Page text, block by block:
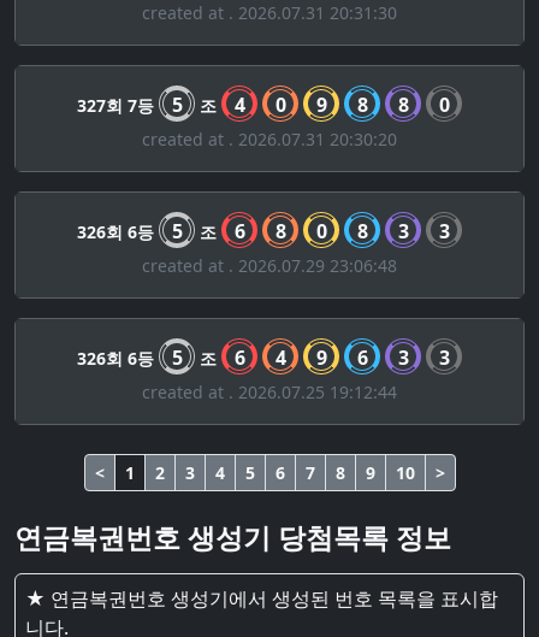
created at . 2026.07.31 20:31:30
327회 7등 5 조 4 0 9 8 8 0
created at . 2026.07.31 20:30:20
326회 6등 5 조 6 8 0 8 3 3
created at . 2026.07.29 23:06:48
326회 6등 5 조 6 4 9 6 3 3
created at . 2026.07.25 19:12:44
< 1 2 3 4 5 6 7 8 9 10 >
연금복권번호 생성기 당첨목록 정보
★ 연금복권번호 생성기에서 생성된 번호 목록을 표시합
니다.